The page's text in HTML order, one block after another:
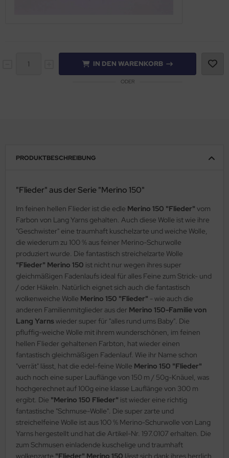
IN DEN WARENKORB
ODER
PRODUKTBESCHREIBUNG
"Flieder" aus der Serie "Merino 150"
Im feinen hellen Flieder ist die edle Merino 150 "Flieder" vom
Farbon von Lang Yarns gehalten. Auch diese Wolle ist wie ihre
"Geschwister" eine traumhaft kuschelzarte und weiche Wolle,
die wiederum zu 100 % aus feiner Merino-Schurwolle
produziert wurde. Die fantastisch streichelzarte Wolle
"Flieder" Merino 150 ist nicht nur wegen ihres super
gleichmäßigen Fadenlaufs ideal für alles Feine zum Strick- und
/ oder Häkeln. Natürlich eignet sich auch die fantastisch
wolkenweiche Wolle Merino 150 "Flieder" - wie auch die
anderen Familienmitglieder aus der Merino 150-Familie von
Lang Yarnswieder super für "alles rund ums Baby". Die
pfluffig-weiche Wolle mit ihrem wunderschönen, im feinen
hellen Flieder gehaltenen Farbton, hat wieder einen
fantastisch gleichmäßigen Fadenlauf. Wie ihr Name schon
"verrät" lässt, hat die edel-feine Wolle Merino 150 "Flieder"
auch noch eine super Lauflänge von 150 m / 50g-Knäuel, was
hochgerechnet auf 100g eine klasse Lauflänge von 300 m
ergibt. Die "Merino 150 Flieder" ist wieder eine richtig
fantastische "Schmuse-Wolle". Die super zarte und
streichelfeine Wolle ist aus 100 % Merino-Schurwolle von Lang
Yarns hergestellt und hat die Artikel-Nr. 197.0107 erhalten. Die
zum Schmusen einladende kuschelige und traumhaft
wolkenzarte "Flieder" Merino 150 lässt sich dank ihres herrlich